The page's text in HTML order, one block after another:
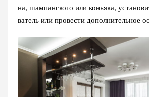
на, шампанского или коньяка,
ватель или провести дополнительное